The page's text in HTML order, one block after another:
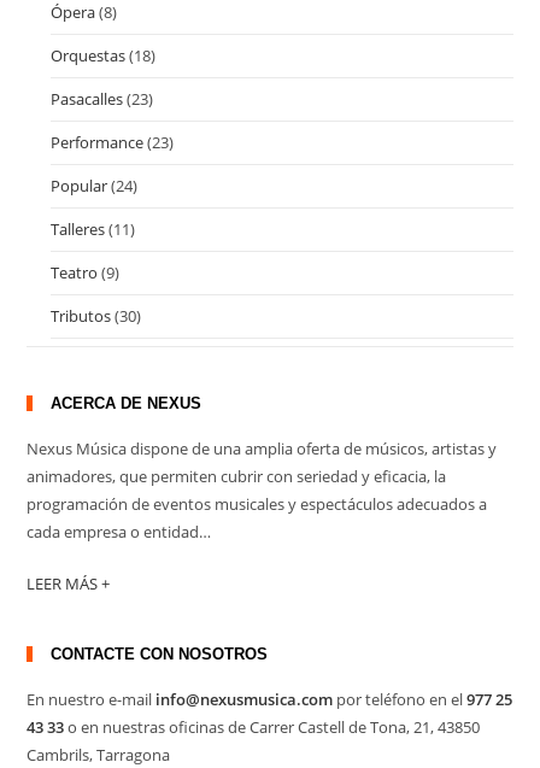
Ópera(8)
Orquestas(18)
Pasacalles(23)
Performance(23)
Popular(24)
Talleres(11)
Teatro (9)
Tributos(30)
ACERCA DE NEXUS
Nexus Música dispone de una amplia oferta de músicos, artistas y
animadores, que permiten cubrir con seriedad y eficacia, la
programación de eventos musicales y espectáculos adecuados a
cada empresa o entidad…
LEER MÁS +
CONTACTE CON NOSOTROS
En nuestro e-mail info@nexusmusica.com por teléfono en el977 25
43 33o en nuestras oficinas de Carrer Castell de Tona, 21, 43850
Cambrils, Tarragona